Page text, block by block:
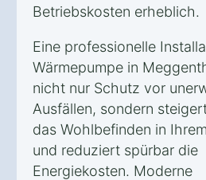
Betriebskosten erheblich.
Eine professionelle
Wärmepumpe in
nicht nur Schutz vor
Ausfällen, sondern
das Wohlbefinden in
und reduziert spürbar die
Energiekosten. Moderne